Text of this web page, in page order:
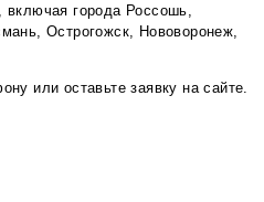
включая города Россошь,
Острогожск, Нововоронеж,
или оставьте заявку на сайте.